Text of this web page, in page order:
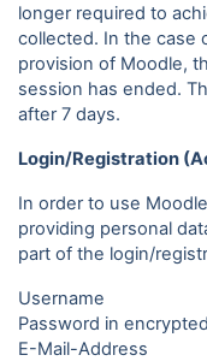
longer required to
collected. In the case
provision of Moodle,
session has ended.
after 7 days.
Login/Registration
In order to use
providing personal
part of the login/
Username
Password in
E-Mail-Address